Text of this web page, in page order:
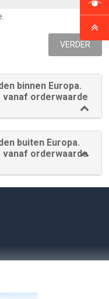
VERDER
binnen Europa.
vanaf orderwaarde
buiten Europa.
vanaf orderwaarde